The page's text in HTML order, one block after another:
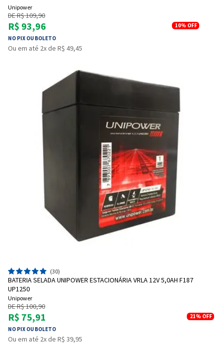
Unipower
DE R$ 109,90
R$ 93,96
NO PIX OU BOLETO
10% OFF
Ou em até 2x de R$ 49,45
(30)
BATERIA SELADA UNIPOWER ESTACIONÁRIA VRLA 12V 5,0AH F187
UP1250
Unipower
DE R$ 100,90
R$ 75,91
NO PIX OU BOLETO
21% OFF
Ou em até 2x de R$ 39,95